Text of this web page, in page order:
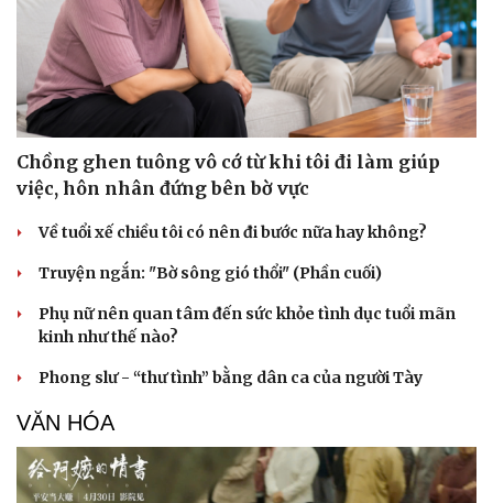
Sức khỏe
Dinh dưỡng - món ngon
Cây thuốc
Sản phụ khoa
Nhi khoa
Nam khoa
Làm đẹp - giảm cân
Phòng mạch online
Ăn sạch sống khỏe
Đời sống
Nhà đẹp
Blog
Tình yêu - Gia đình
Chồng ghen tuông vô cớ từ khi tôi đi làm giúp
việc, hôn nhân đứng bên bờ vực
Về tuổi xế chiều tôi có nên đi bước nữa hay không?
Truyện ngắn: "Bờ sông gió thổi" (Phần cuối)
Phụ nữ nên quan tâm đến sức khỏe tình dục tuổi mãn
kinh như thế nào?
Phong slư - “thư tình” bằng dân ca của người Tày
VĂN HÓA